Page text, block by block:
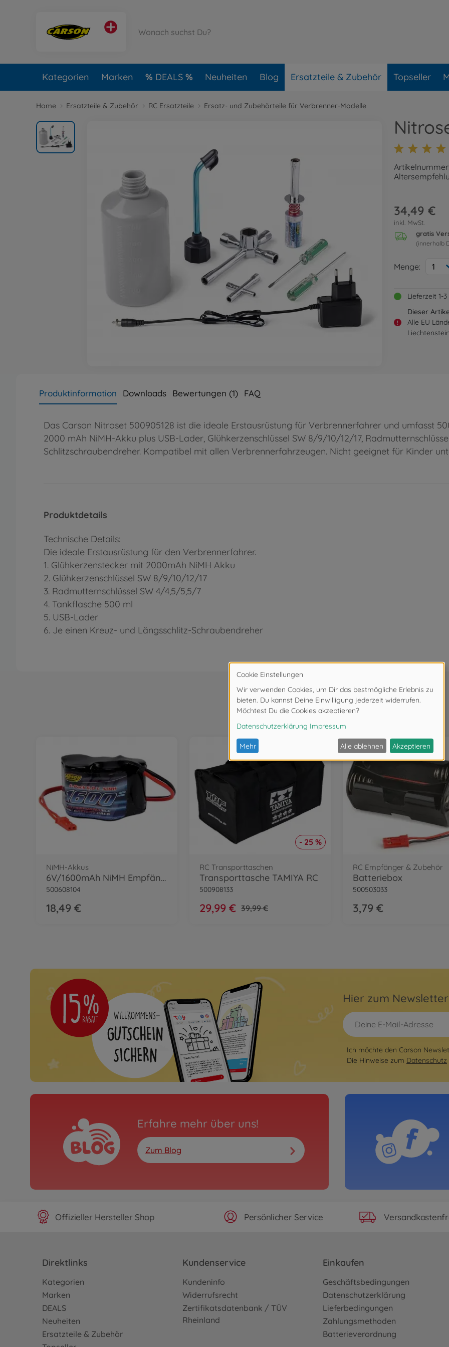
Kategorien Marken DEALS Neuheiten Blog Ersatzteile & Zubehör Topseller
Home Ersatzteile & Zubehör RC Ersatzteile Ersatz- und Zubehörteile für Verbrenner-Modelle
34,49 €
inkl. MwSt.
gratis
(innerhalb
Menge: 1
Lieferzeit 1-
!
Dieser
Alle EU
Liechtenstein
Produktinformation Downloads Bewertungen (1) FAQ
Das Carson Nitroset 500905128 ist die ideale Erstausrüstung für Verbrennerfahrer und umfasst
2000 mAh NiMH-Akku plus USB-Lader, Glühkerzenschlüssel SW 8/9/10/12/17,
Schlitzschraubendreher. Kompatibel mit allen Verbrennerfahrzeugen. Nicht geeignet für Kinder
Produktdetails
Technische Details:
Die ideale Erstausrüstung für den Verbrennerfahrer.
1. Glühkerzenstecker mit 2000mAh NiMH Akku
2. Glühkerzenschlüssel SW 8/9/10/12/17
3. Radmutternschlüssel SW 4/4,5/5,5/7
4. Tankflasche 500 ml
5. USB-Lader
6. Je einen Kreuz- und Längsschlitz-Schraubendreher
Wird oft zusammen gekauft
NiMH-Akkus
6V/1600mAh NiMH Empfängerakku Hump BEC
500608104
18,49 €
- 25 %
RC Transporttaschen
Transporttasche TAMIYA RC
500908133
29,99 € 39,99 €
RC Empfänger & Zubehör
Batteriebox
500503033
3,79 €
Hier zum
Ich möchte den Carson
Die Hinweise zum Datenschutz
Erfahre mehr über uns!
Zum Blog
Offizieller Hersteller Shop Persönlicher Service
Direktlinks
Kategorien
Marken
DEALS
Neuheiten
Ersatzteile & Zubehör
Kundenservice
Kundeninfo
Widerrufsrecht
Zertifikatsdatenbank / TÜV
Rheinland
Einkaufen
Geschäftsbedingungen
Datenschutzerklärung
Lieferbedingungen
Zahlungsmethoden
Batterieverordnung